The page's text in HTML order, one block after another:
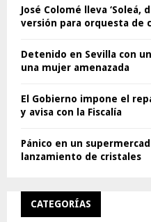
José Colomé lleva ‘Soleá,
versión para orquesta de
Detenido en Sevilla con
una mujer amenazada
El Gobierno impone el
y avisa con la Fiscalía
Pánico en un
lanzamiento de cristales
CATEGORÍAS